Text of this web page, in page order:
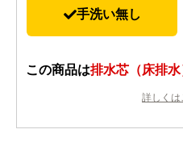
手洗い無し
この商品は排水芯（床排水
詳しくは